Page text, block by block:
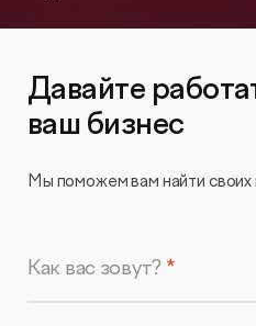
Давайте
ваш бизнес
Мы поможем вам найти своих
Как вас зовут?